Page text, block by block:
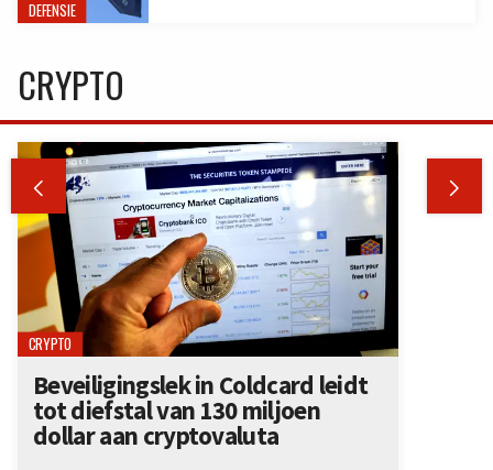
DEFENSIE
CRYPTO
 
CRYPTO
Beveiligingslek in Coldcard leidt
tot diefstal van 130 miljoen
dollar aan cryptovaluta